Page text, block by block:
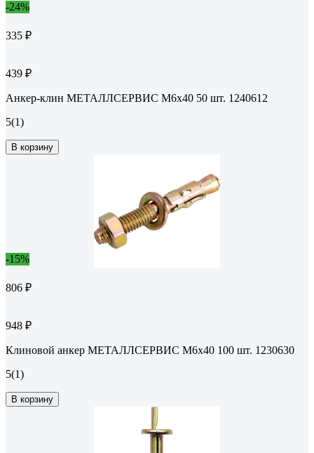
-24%
335 ₽
439 ₽
Анкер-клин МЕТАЛЛСЕРВИС М6x40 50 шт. 1240612
5(1)
В корзину
-15%
806 ₽
948 ₽
Клиновой анкер МЕТАЛЛСЕРВИС M6x40 100 шт. 1230630
5(1)
В корзину